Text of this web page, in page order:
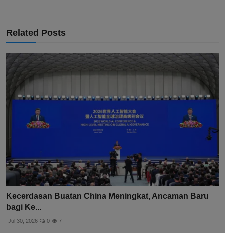
Related Posts
Kecerdasan Buatan China Meningkat, Ancaman Baru
bagi Ke...
Jul 30, 2026 0 7